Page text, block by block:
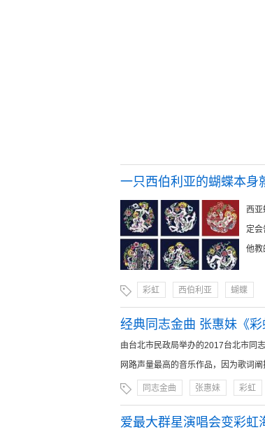
一只西伯利亚的蝴蝶本身
西
定
他教
彩虹 西伯利亚 蝴蝶
经典同志金曲 张惠妹《
由台北市民政局举办的2017台北市同
网路声量最高的音乐作品，因为歌词
同志金曲 张惠妹 彩虹
爱最大群星演唱会变彩虹